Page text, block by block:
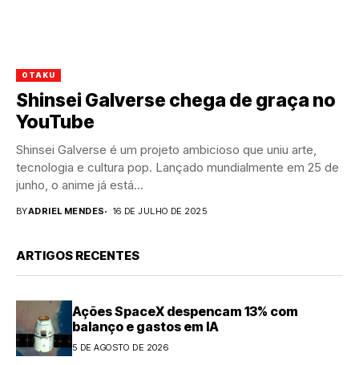
OTAKU
Shinsei Galverse chega de graça no
YouTube
Shinsei Galverse é um projeto ambicioso que uniu arte,
tecnologia e cultura pop. Lançado mundialmente em 25 de
junho, o anime já está...
BYADRIEL MENDES 16 DE JULHO DE 2025
ARTIGOS RECENTES
Ações SpaceX despencam 13% com
balanço e gastos em IA
5 DE AGOSTO DE 2026